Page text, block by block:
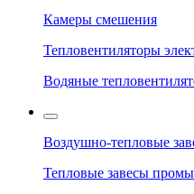
Камеры смешения
Тепловентиляторы
Водяные
Воздушно-тепловые
Тепловые завесы